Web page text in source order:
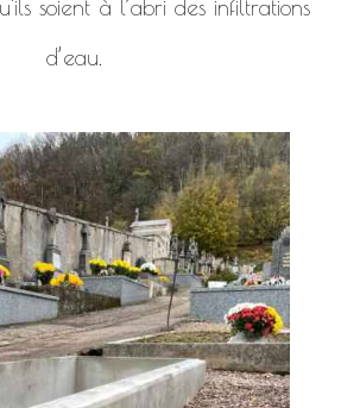
soient à l’abri des infiltrations
d’eau.